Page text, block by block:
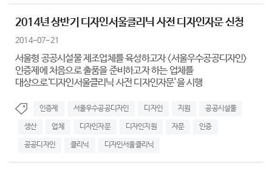
2014년 상반기 디자인서울클리닉 사전 디자인자문 신청
2014-07-21
서울형 공공시설물 제조업체를 육성하고자 <서울우수공공디자인>
인증제에 처음으로 출품을 준비하고자 하는 업체를
대상으로‘디자인서울클리닉 사전 디자인자문'을 시행
인증제 서울우수공공디자인 디자인 지원 공공시설물
생산 업체 디자인자문 디자인지원 자문 인증
공공디자인 클리닉 디자인서울클리닉